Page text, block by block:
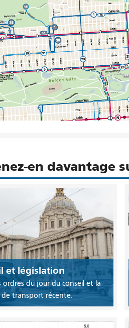
en davantage
et législation
ordres du jour du conseil et la
transport récente.